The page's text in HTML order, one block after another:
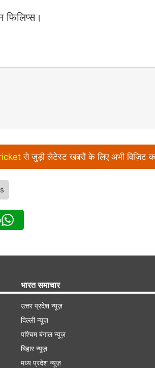
फिलिप्स।
से जुड़ी लेटेस्ट खबरों के लिए अभी विज़िट
भारत समाचार
उत्तर प्रदेश न्यूज़
दिल्ली न्यूज़
पश्चिम बंगाल न्यूज़
बिहार न्यूज़
मध्य प्रदेश न्यूज़